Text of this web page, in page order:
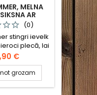
MELNA
AR
SH10054
(0)
stingri ievelk
plecā, lai
daudz
un lielāku
laikā.
medībām ar
€
grozam